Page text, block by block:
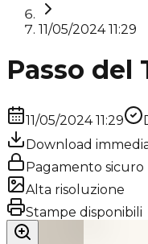
11/05/2024 11:29
Passo del
11/05/2024 11:29
Download
Pagamento sicuro
Alta risoluzione
Stampe disponibili